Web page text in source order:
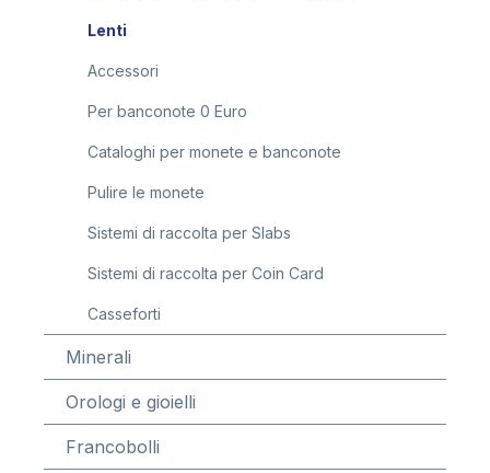
Lenti
Accessori
Per banconote 0 Euro
Cataloghi per monete e banconote
Pulire le monete
Sistemi di raccolta per Slabs
Sistemi di raccolta per Coin Card
Casseforti
Minerali
Orologi e gioielli
Francobolli